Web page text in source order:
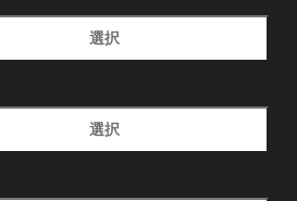
選択
選択